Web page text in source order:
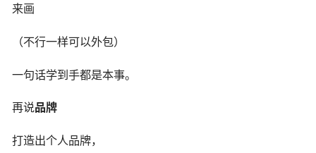
来画
（不行一样可以外包）
一句话学到手都是本事。
再说品牌
打造出个人品牌，